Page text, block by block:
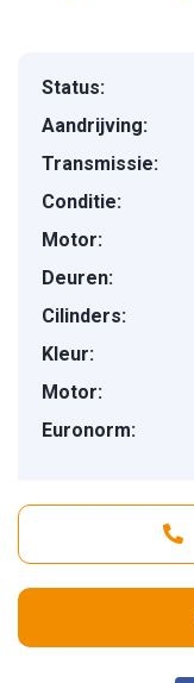
Status:
Aandrijving:
Transmissie:
Conditie:
Motor:
Deuren:
Cilinders:
Kleur:
Motor:
Euronorm: